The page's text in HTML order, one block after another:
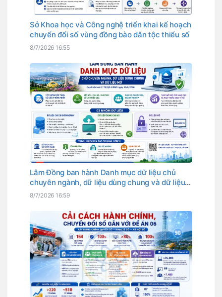
Sở Khoa học và Công nghệ triển khai kế hoạch
chuyển đổi số vùng đồng bào dân tộc thiểu số
8/7/2026 16:55
Lâm Đồng ban hành Danh mục dữ liệu chủ
chuyên ngành, dữ liệu dùng chung và dữ liệu
mở
8/7/2026 16:59